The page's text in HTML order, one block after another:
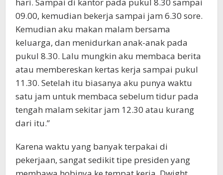
hari. Sampai di kantor pada pukul 8.30 sampai
09.00, kemudian bekerja sampai jam 6.30 sore.
Kemudian aku makan malam bersama
keluarga, dan menidurkan anak-anak pada
pukul 8.30. Lalu mungkin aku membaca berita
atau membereskan kertas kerja sampai pukul
11.30. Setelah itu biasanya aku punya waktu
satu jam untuk membaca sebelum tidur pada
tengah malam sekitar jam 12.30 atau kurang
dari itu.”
Karena waktu yang banyak terpakai di
pekerjaan, sangat sedikit tipe presiden yang